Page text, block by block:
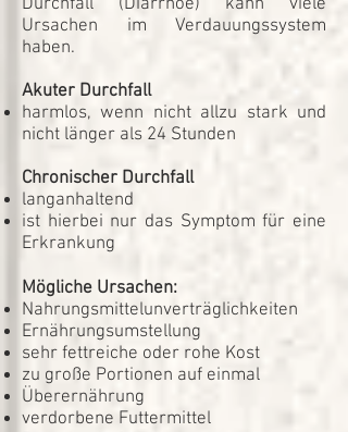
Durchfall (Diarrhoe) kann viele
Ursachen im Verdauungssystem
haben.
Akuter Durchfall
harmlos, wenn nicht allzu stark und
nicht länger als 24 Stunden
Chronischer Durchfall
langanhaltend
ist hierbei nur das Symptom für eine
Erkrankung
Mögliche Ursachen:
Nahrungsmittelunverträglichkeiten
Ernährungsumstellung
sehr fettreiche oder rohe Kost
zu große Portionen auf einmal
Überernährung
verdorbene Futtermittel